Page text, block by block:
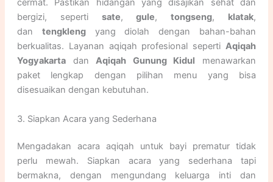
cermat. Pastikan hidangan yang disajikan sehat dan
bergizi, seperti sate,gule,tongseng, klatak,
dan tengklengyang diolah dengan bahan-bahan
berkualitas. Layanan aqiqah profesional sepertiAqiqah
YogyakartadanAqiqah Gunung Kidul menawarkan
paket lengkap dengan pilihan menu yang bisa
disesuaikan dengan kebutuhan.
3. Siapkan Acara yang Sederhana
Mengadakan acara aqiqah untuk bayi prematur tidak
perlu mewah. Siapkan acara yang sederhana tapi
bermakna, dengan mengundang keluarga inti dan